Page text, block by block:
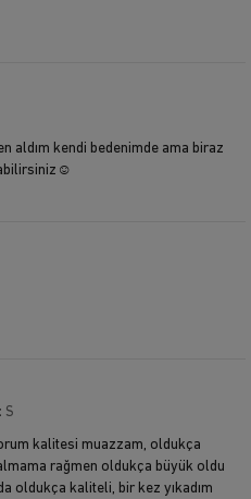
aldım kendi bedenimde ama biraz
S
kalitesi muazzam, oldukça
rağmen oldukça büyük oldu
oldukça kaliteli, bir kez yıkadım